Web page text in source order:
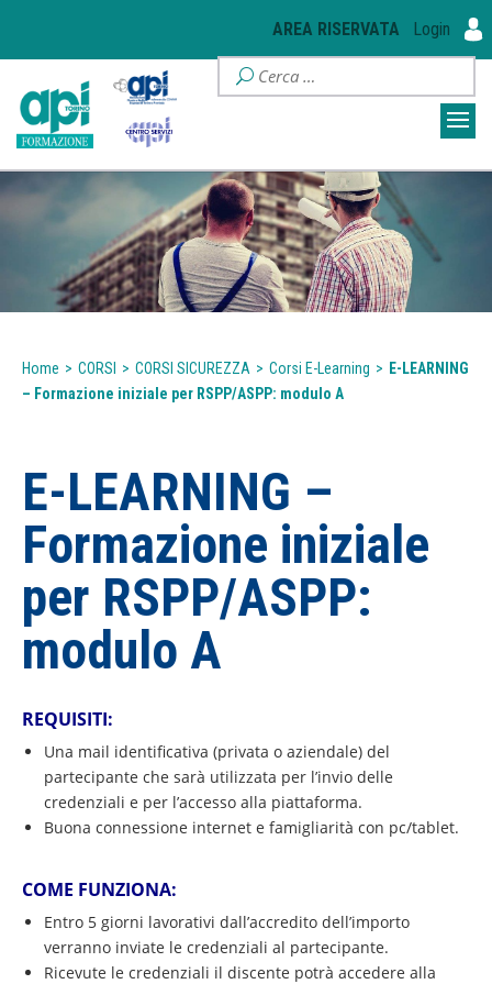
AREA RISERVATA Login
Home > CORSI > CORSI SICUREZZA > Corsi E-Learning > E-LEARNING
– Formazione iniziale per RSPP/ASPP: modulo A
E-LEARNING –
Formazione iniziale
per RSPP/ASPP:
modulo A
REQUISITI:
Una mail identificativa (privata o aziendale) del
partecipante che sarà utilizzata per l’invio delle
credenziali e per l’accesso alla piattaforma.
Buona connessione internet e famigliarità con pc/tablet.
COME FUNZIONA:
Entro 5 giorni lavorativi dall’accredito dell’importo
verranno inviate le credenziali al partecipante.
Ricevute le credenziali il discente potrà accedere alla